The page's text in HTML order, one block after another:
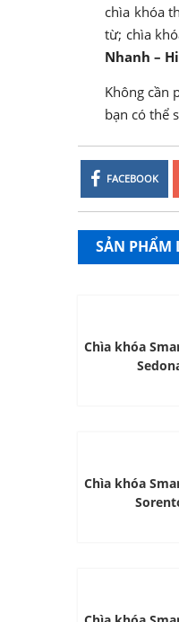
chìa khóa
từ; chìa
Nhanh –
Không cần
bạn có thể
FACEBOOK
SẢN PHẨM
Chìa khóa
Chìa khóa